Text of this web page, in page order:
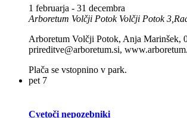
1 februarja - 31 decembra
Arboretum Volčji Potok Volčji Potok
Arboretum Volčji Potok, Anja Marinšek,
prireditve@arboretum.si,
Plača se vstopnino v park.
pet 7
Cvetoči nepozebniki